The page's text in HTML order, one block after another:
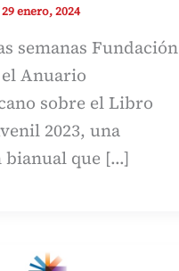
29 enero, 2024
semanas Fundación
Anuario
sobre el Libro
2023, una
que […]